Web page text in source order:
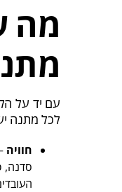
מה
עם יד על
לכל מתנה
חוויה
סדנה,